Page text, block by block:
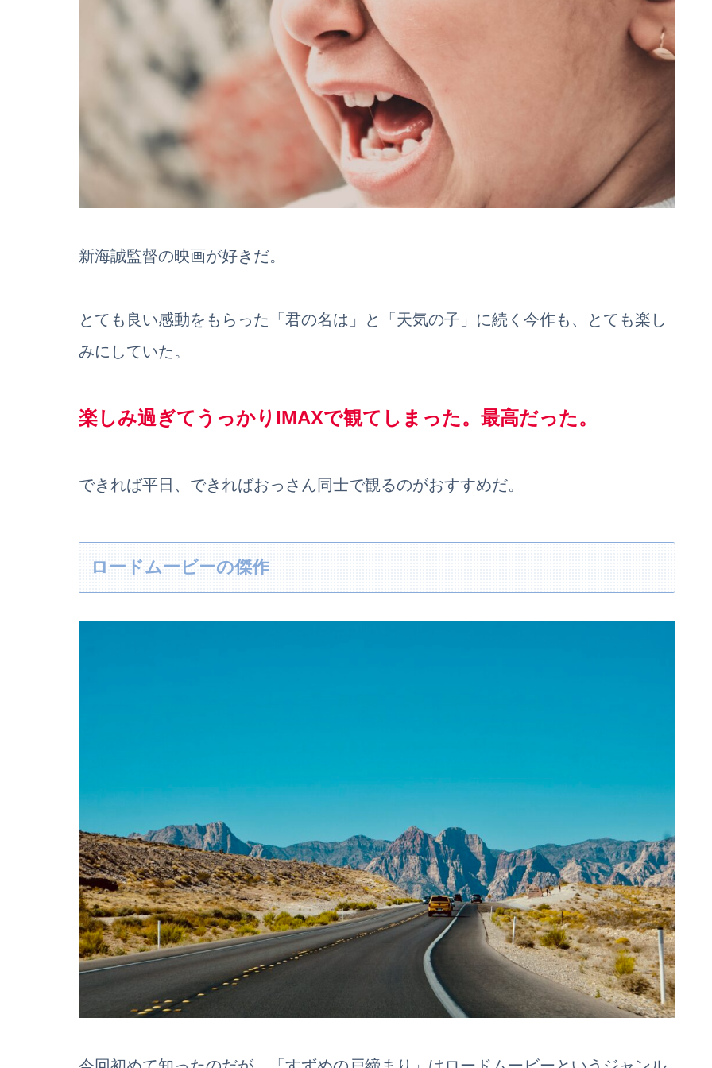
新海誠監督の映画が好きだ。
とても良い感動をもらった「君の名は」と「天気の子」に続く今作も、とても楽し
みにしていた。
楽しみ過ぎてうっかりIMAXで観てしまった。最高だった。
できれば平日、できればおっさん同士で観るのがおすすめだ。
ロードムービーの傑作